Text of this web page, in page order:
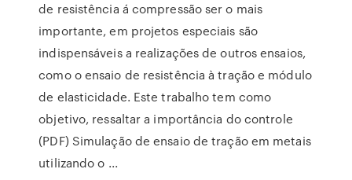
de resistência á compressão ser o mais
importante, em projetos especiais são
indispensáveis a realizações de outros ensaios,
como o ensaio de resistência à tração e módulo
de elasticidade. Este trabalho tem como
objetivo, ressaltar a importância do controle
(PDF) Simulação de ensaio de tração em metais
utilizando o ...